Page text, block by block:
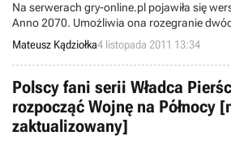
Na serwerach gry-online.pl pojawiła się
Anno 2070. Umożliwia ona rozegranie
kampanii dla jednego gracza. Demo zajmuje
jedynie w angielskiej wersji językowej.
Mateusz Kądziołka4 listopada 2011 13:34
Polscy fani serii Władca
rozpocząć Wojnę na Północy
zaktualizowany]